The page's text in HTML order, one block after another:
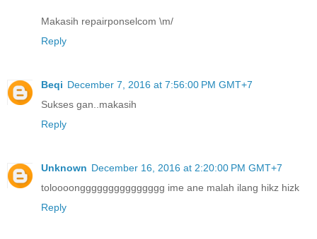
Makasih repairponselcom \m/
Reply
Beqi December 7, 2016 at 7:56:00 PM GMT+7
Sukses gan..makasih
Reply
Unknown December 16, 2016 at 2:20:00 PM GMT+7
toloooonggggggggggggggg ime ane malah ilang hikz hizk
Reply